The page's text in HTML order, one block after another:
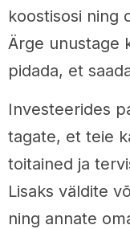
koostisosi ning
Ärge unustage
pidada, et
Investeerides
tagate, et teie
toitained ja
Lisaks väldite
ning annate